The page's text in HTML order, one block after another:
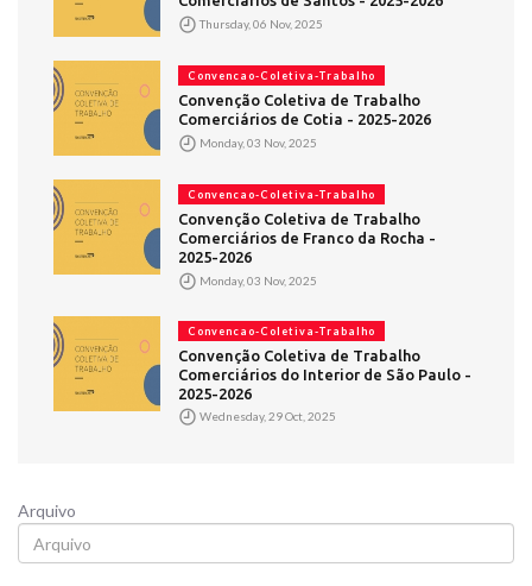
Thursday, 06 Nov, 2025
Convencao-Coletiva-Trabalho
Convenção Coletiva de Trabalho
Comerciários de Cotia - 2025-2026
Monday, 03 Nov, 2025
Convencao-Coletiva-Trabalho
Convenção Coletiva de Trabalho
Comerciários de Franco da Rocha -
2025-2026
Monday, 03 Nov, 2025
Convencao-Coletiva-Trabalho
Convenção Coletiva de Trabalho
Comerciários do Interior de São Paulo -
2025-2026
Wednesday, 29 Oct, 2025
Arquivo